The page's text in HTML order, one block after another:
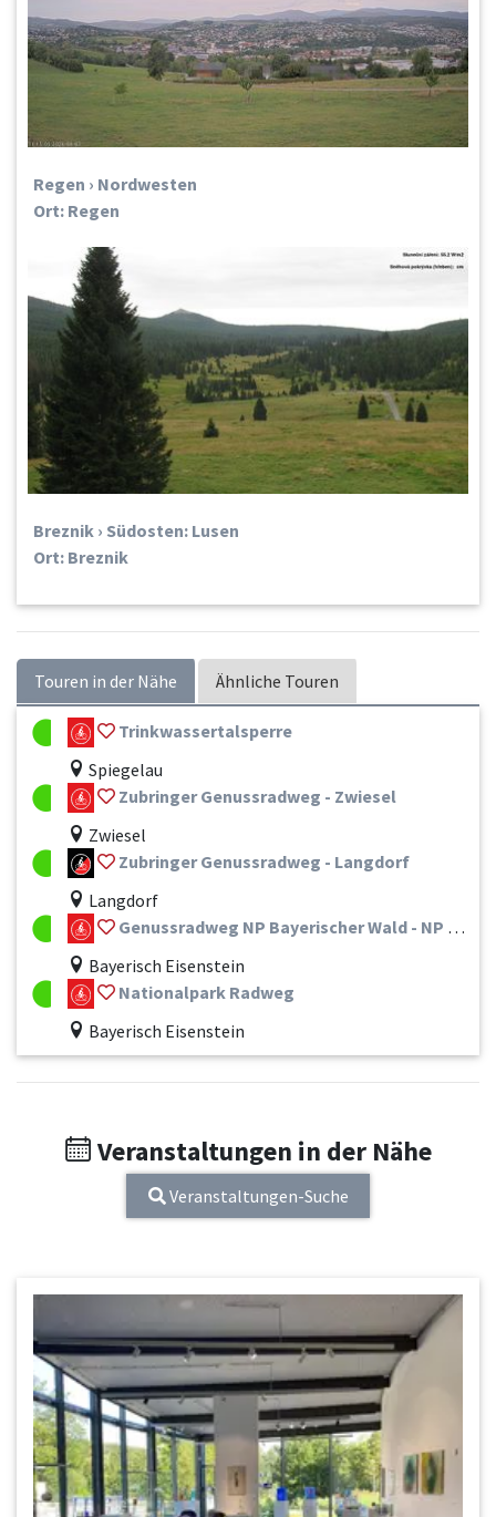
Regen › Nordwesten
Ort: Regen
Breznik › Südosten: Lusen
Ort: Breznik
Touren in der Nähe Ähnliche Touren
Trinkwassertalsperre
Spiegelau
Zubringer Genussradweg - Zwiesel
Zwiesel
Zubringer Genussradweg - Langdorf
Langdorf
Genussradweg NP Bayerischer Wald - NP Sumava
Bayerisch Eisenstein
Nationalpark Radweg
Bayerisch Eisenstein
Veranstaltungen in der Nähe
Veranstaltungen-Suche